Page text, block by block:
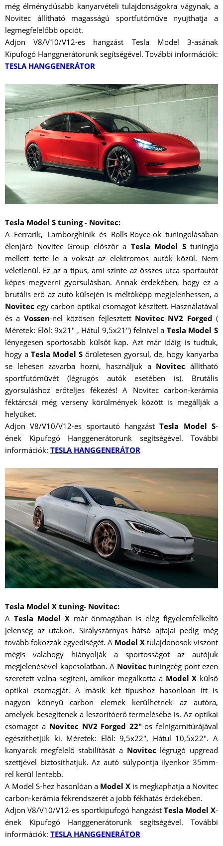
még élménydúsabb kanyarvételi tulajdonságokra vágynak, a
Novitec állítható magasságú sportfutóműve nyujthatja a
legmegfelelőbb opciót.
Adjon V8/V10/V12-es hangzást Tesla Model 3-asának
Kipufogó Hanggnerátorunk segítségével. További információk:
TESLA HANGGENERÁTOR
Tesla Model S tuning - Novitec:
A Ferrarik, Lamborghinik és Rolls-Royce-ok tuningolásában
élenjáró Novitec Group először a Tesla Model S tuningja
mellett tette le a voksát az elektromos autók közül. Nem
véletlenül. Ez az a típus, ami szinte az összes utca sportautót
képes megverni gyorsulásban. Annak érdekében, hogy ez a
brutális erő az autó külsején is méltóképp megjelenhessen, a
Novitec egy carbon optikai csomagot készített. Használatával
és a Vossen-nel közösen fejlesztett Novitec NV2 Forged (
Méretek: Elöl: 9x21" , Hátul 9,5x21") felnivel a Tesla Model S
lényegesen sportosabb külsőt kap. Azt már idáig is tudtuk,
hogy a Tesla Model S őrületesen gyorsul, de, hogy kanyarba
se lehesen zavarba hozni, használjuk aNovitec állítható
sportfutóművét (légrugós autók esetében is). Brutális
gyorsuláshoz erőteljes fékezés! A Novitec carbon-kerámia
féktárcsái még verseny körülmények között is megállják a
helyüket.
Adjon V8/V10/V12-es sportautó hangzástTesla Model S-
ének Kipufogó Hanggenerátorunk segítségével. További
információk: TESLA HANGGENERÁTOR
Tesla Model X tuning- Novitec:
A Tesla Model Xmár önmagában is elég figyelemfelkeltő
jelenség az utakon. Sirályszárnyas hátsó ajtajai pedig még
tovább fokozzák egyediségét. A Model X tulajdonosok viszont
mégis valahogy hiányolják a sportosságot az autójuk
megjelenésével kapcsolatban. A Novitec tuningcég pont ezen
szeretett volna segíteni, amikor megalkotta a Model X külső
optikai csomagját. A másik két típushoz hasonlóan itt is
nagyon könnyű carbon elemek kerülhetnek az autóra,
amelyek besegítenek a leszorítóerő termelésébe is. Az optikai
csomagot a Novitec NV2 Forged 22"-os felnigarnitúrájával
egészíthetjük ki. Méretek: Elől: 9,5x22", Hátul 10,5x22". A
kanyarok megfelelő stabilítását a Novitec légrugó upgread
szettjével biztosíthatjuk. Az autó súlypontja ilyenkor 35mm-
rel kerül lentebb.
A Model S-hez hasonlóan a Model X is megkaphatja a Novitec
carbon-kerámia fékrendszerét a jobb fékhatás érdekében.
Adjon V8/V10/V12-es sportkipufogó hangzást Tesla Model X-
ének Kipufogó Hanggenerátorunk segítségével. További
információk: TESLA HANGGENERÁTOR